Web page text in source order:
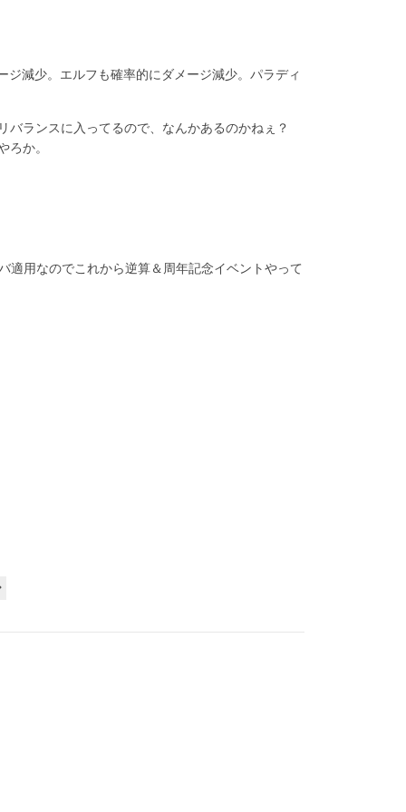
減少。エルフも確率的にダメージ減少。パラディ
ランスに入ってるので、なんかあるのかねぇ？
ろか。
適用なのでこれから逆算＆周年記念イベントやって